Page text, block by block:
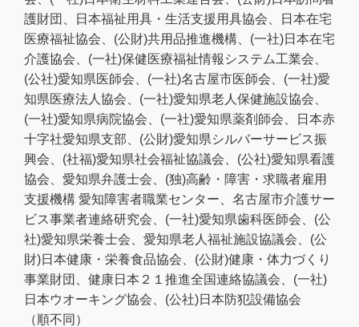
護財団、日本福祉用具・生活支援用具協会、日本在宅
医療福祉協会、(公財)共用品推進機構、(一社)日本在宅
介護協会、(一社)保健医療福祉情報システム工業会、
(公社)愛知県医師会、(一社)名古屋市医師会、(一社)愛
知県医療法人協会、(一社)愛知県老人保健施設協会、
(一社)愛知県病院協会、(一社)愛知県薬剤師会、日本赤
十字社愛知県支部、(公財)愛知県シルバーサービス振
興会、(社福)愛知県社会福祉協議会、(公社)愛知県看護
協会、愛知県弁護士会、(独)高齢・障害・求職者雇用
支援機構 愛知障害者職業センター、名古屋市介護サー
ビス事業者連絡研究会、(一社)愛知県歯科医師会、(公
社)愛知県栄養士会、愛知県老人福祉施設協議会、(公
財)日本健康・栄養食品協会、(公財)健康・体力づくり
事業財団、健康日本２１推進全国連絡協議会、(一社)
日本ウオーキング協会、(公社)日本防犯設備協会
（順不同）